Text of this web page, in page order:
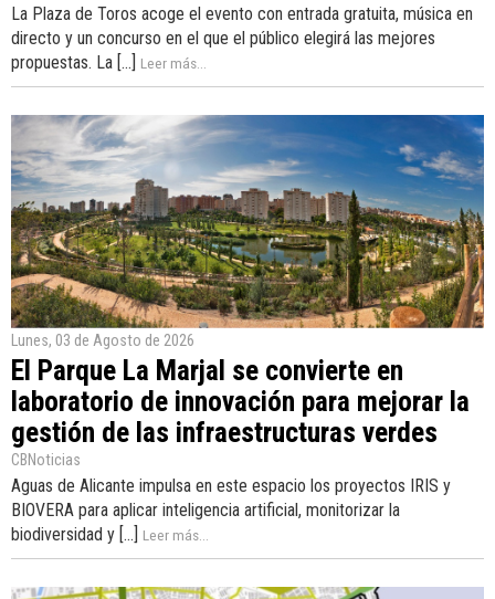
La Plaza de Toros acoge el evento con entrada gratuita, música en
directo y un concurso en el que el público elegirá las mejores
propuestas. La [...]
Leer más...
Lunes, 03 de Agosto de 2026
El Parque La Marjal se convierte en
laboratorio de innovación para mejorar la
gestión de las infraestructuras verdes
CBNoticias
Aguas de Alicante impulsa en este espacio los proyectos IRIS y
BIOVERA para aplicar inteligencia artificial, monitorizar la
biodiversidad y [...] Leer más...